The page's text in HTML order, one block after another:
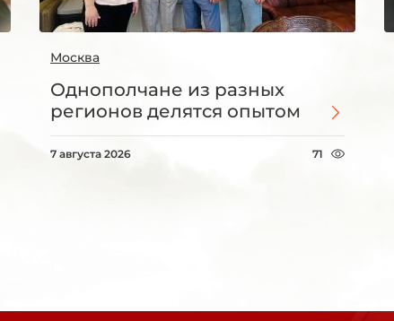
Москва
Однополчане из разных
регионов делятся опытом
7 августа 2026 71